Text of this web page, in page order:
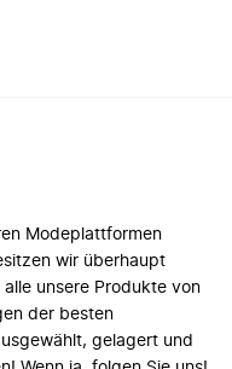
Modeplattformen
wir überhaupt
unsere Produkte von
der besten
gelagert und